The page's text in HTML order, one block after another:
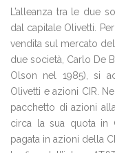
L’alleanza tra le due
dal capitale Olivetti.
vendita sul mercato
due società, Carlo De
Olson nel 1985), si
Olivetti e azioni CIR.
pacchetto di azioni
circa la sua quota in
pagata in azioni della